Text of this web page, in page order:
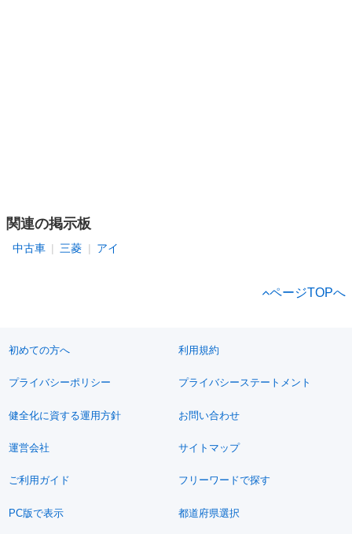
関連の掲示板
中古車 三菱 アイ
ページTOPへ
初めての方へ 利用規約
プライバシーポリシー プライバシーステートメント
健全化に資する運用方針 お問い合わせ
運営会社 サイトマップ
ご利用ガイド フリーワードで探す
PC版で表示 都道府県選択